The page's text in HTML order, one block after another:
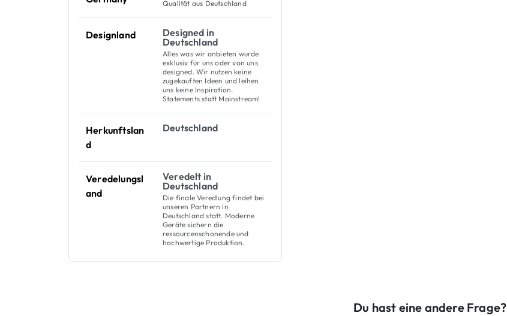
Qualität aus Deutschland
Designland
Designed in
Deutschland
Alles was wir anbieten wurde
exklusiv für uns oder von uns
designed. Wir nutzen keine
zugekauften Ideen und leihen
uns keine Inspiration.
Statements statt Mainstream!
Herkunftslan
d
Deutschland
Veredelungsl
and
Veredelt in
Deutschland
Die finale Veredlung findet bei
unseren Partnern in
Deutschland statt. Moderne
Geräte sichern die
ressourcenschonende und
hochwertige Produktion.
Du hast eine andere Frage?